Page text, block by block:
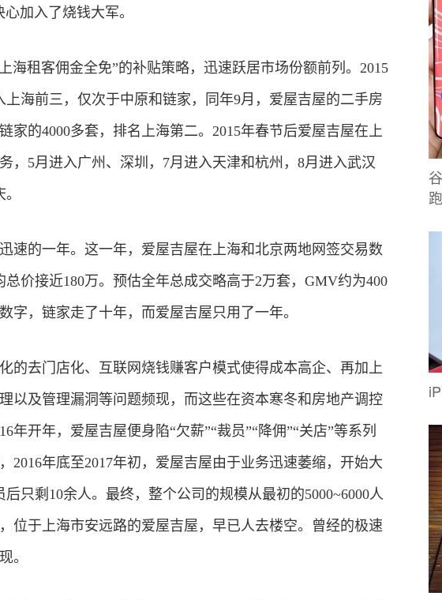
加入了烧钱大军。
海租客佣金全免”的补贴策略，迅速跃居市场份额前列。2015
海前三，仅次于中原和链家，同年9月，爱屋吉屋的二手房
家的4000多套，排名上海第二。2015年春节后爱屋吉屋在上
，5月进入广州、深圳，7月进入天津和杭州，8月进入武汉
速的一年。这一年，爱屋吉屋在上海和北京两地网签交易数
总价接近180万。预估全年总成交略高于2万套，GMV约为400
字，链家走了十年，而爱屋吉屋只用了一年。
的去门店化、互联网烧钱赚客户模式使得成本高企、再加上
以及管理漏洞等问题频现，而这些在资本寒冬和房地产调控
年开年，爱屋吉屋便身陷“欠薪”“裁员”“降佣”“关店”等系列
2016年底至2017年初，爱屋吉屋由于业务迅速萎缩，开始大
只剩10余人。最终，整个公司的规模从最初的5000~6000人
位于上海市安远路的爱屋吉屋，早已人去楼空。曾经的极速
。